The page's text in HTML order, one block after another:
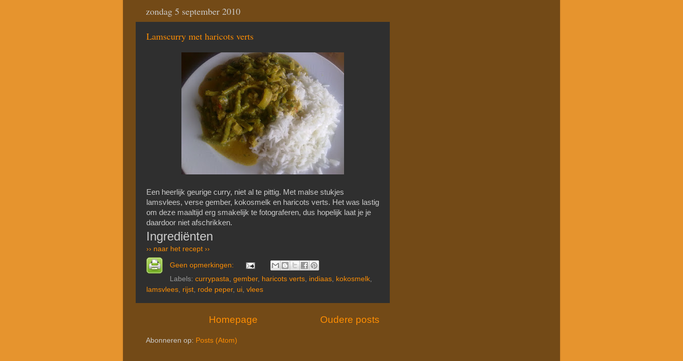
zondag 5 september 2010
Lamscurry met haricots verts
Een heerlijk geurige curry, niet al te pittig. Met malse stukjes
lamsvlees, verse gember, kokosmelk en haricots verts. Het was lastig
om deze maaltijd erg smakelijk te fotograferen, dus hopelijk laat je je
daardoor niet afschrikken.
Ingrediënten
›› naar het recept ››
Geen opmerkingen:
Labels: currypasta, gember, haricots verts, indiaas, kokosmelk,
lamsvlees, rijst, rode peper, ui, vlees
Oudere posts
Homepage
Abonneren op: Posts (Atom)